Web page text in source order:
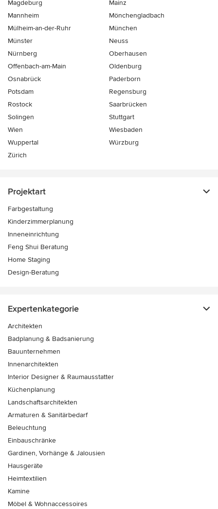
Magdeburg
Mainz
Mannheim
Mönchen­gladbach
Mülheim-an-der-Ruhr
München
Münster
Neuss
Nürnberg
Oberhausen
Offenbach-am-Main
Oldenburg
Osnabrück
Paderborn
Potsdam
Regensburg
Rostock
Saarbrücken
Solingen
Stuttgart
Wien
Wiesbaden
Wuppertal
Würzburg
Zürich
Projektart
Farbgestaltung
Kinderzimmerplanung
Inneneinrichtung
Feng Shui Beratung
Home Staging
Design-Beratung
Expertenkategorie
Architekten
Badplanung & Badsanierung
Bauunternehmen
Innenarchitekten
Interior Designer & Raumausstatter
Küchenplanung
Landschaftsarchitekten
Armaturen & Sanitärbedarf
Beleuchtung
Einbauschränke
Gardinen, Vorhänge & Jalousien
Hausgeräte
Heimtextilien
Kamine
Möbel & Wohnaccessoires